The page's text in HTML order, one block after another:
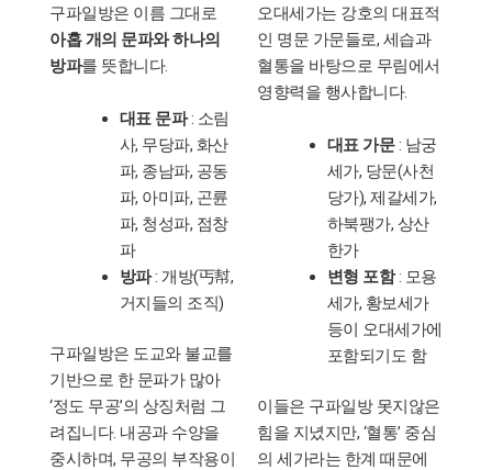
구파일방은 이름 그대로
아홉 개의 문파와 하나의
방파를 뜻합니다.
대표 문파: 소림
사, 무당파, 화산
파, 종남파, 공동
파, 아미파, 곤륜
파, 청성파, 점창
파
방파: 개방(丐幇,
거지들의 조직)
구파일방은 도교와 불교를
기반으로 한 문파가 많아
‘정도 무공’의 상징처럼 그
려집니다. 내공과 수양을
중시하며, 무공의 부작용이
오대세가는 강호의 대표적
인 명문 가문들로, 세습과
혈통을 바탕으로 무림에서
영향력을 행사합니다.
대표 가문: 남궁
세가, 당문(사천
당가), 제갈세가,
하북팽가, 상산
한가
변형 포함: 모용
세가, 황보세가
등이 오대세가에
포함되기도 함
이들은 구파일방 못지않은
힘을 지녔지만, ‘혈통’ 중심
의 세가라는 한계 때문에